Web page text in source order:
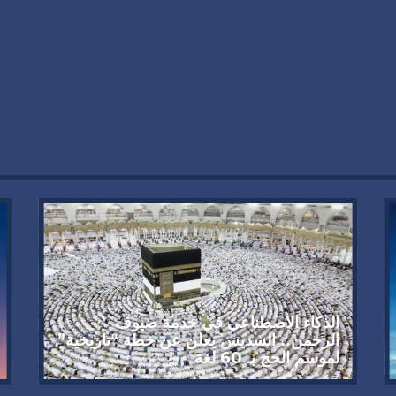
الذكاء الاصطناعي في خدمة ضيوف
الرحمن.. السديس يعلن عن خطة “تاريخية”
لموسم الحج بـ 60 لغة